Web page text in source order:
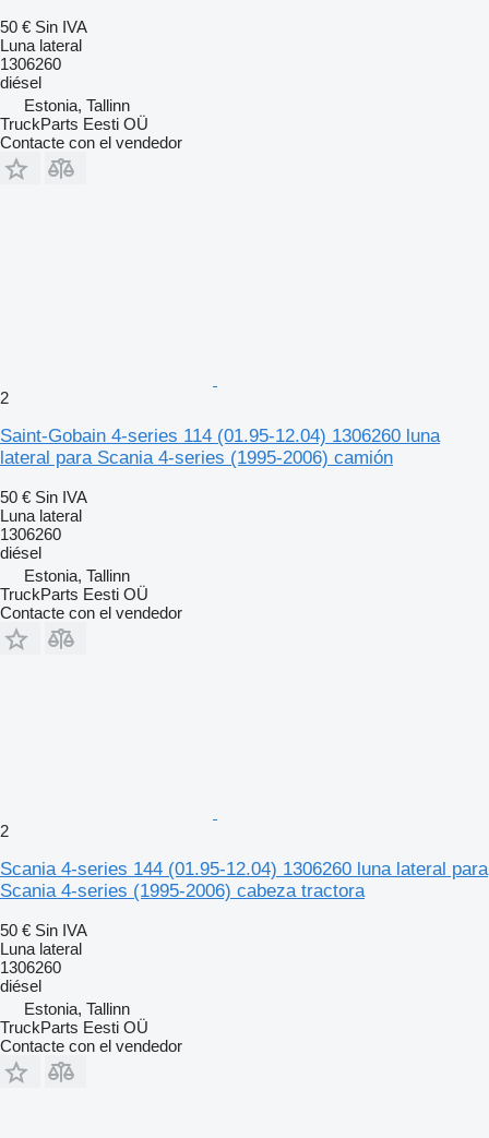
50 € Sin IVA
Luna lateral
1306260
diésel
Estonia, Tallinn
TruckParts Eesti OÜ
Contacte con el vendedor
2
Saint-Gobain 4-series 114 (01.95-12.04) 1306260 luna
lateral para Scania 4-series (1995-2006) camión
50 € Sin IVA
Luna lateral
1306260
diésel
Estonia, Tallinn
TruckParts Eesti OÜ
Contacte con el vendedor
2
Scania 4-series 144 (01.95-12.04) 1306260 luna lateral para
Scania 4-series (1995-2006) cabeza tractora
50 € Sin IVA
Luna lateral
1306260
diésel
Estonia, Tallinn
TruckParts Eesti OÜ
Contacte con el vendedor